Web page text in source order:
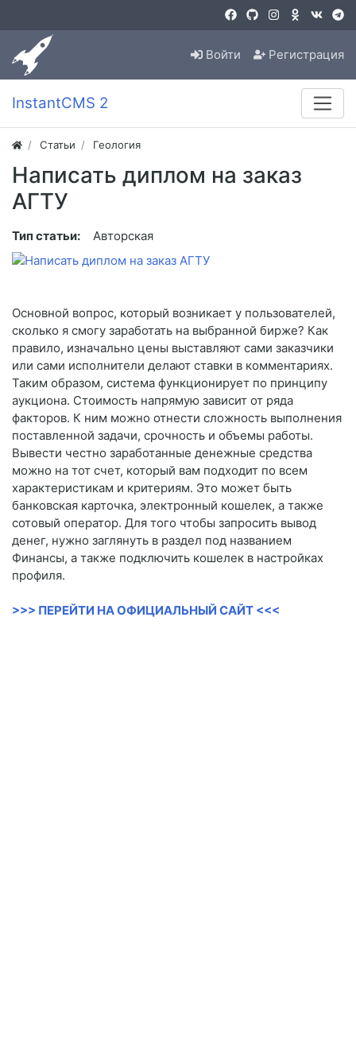
Войти Регистрация
InstantCMS 2
Статьи Геология
Написать диплом на заказ
АГТУ
Тип статьи: Авторская
Основной вопрос, который возникает у пользователей,
сколько я смогу заработать на выбранной бирже? Как
правило, изначально цены выставляют сами заказчики
или сами исполнители делают ставки в комментариях.
Таким образом, система функционирует по принципу
аукциона. Стоимость напрямую зависит от ряда
факторов. К ним можно отнести сложность выполнения
поставленной задачи, срочность и объемы работы.
Вывести честно заработанные денежные средства
можно на тот счет, который вам подходит по всем
характеристикам и критериям. Это может быть
банковская карточка, электронный кошелек, а также
сотовый оператор. Для того чтобы запросить вывод
денег, нужно заглянуть в раздел под названием
Финансы, а также подключить кошелек в настройках
профиля.
>>> ПЕРЕЙТИ НА ОФИЦИАЛЬНЫЙ САЙТ <<<